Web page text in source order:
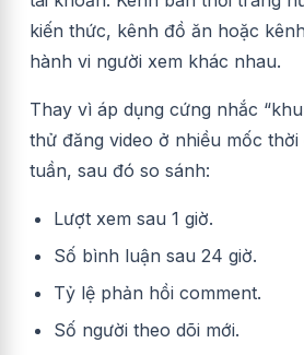
kiến thức, kênh đồ ăn hoặc
hành vi người xem khác nhau.
Thay vì áp dụng cứng nhắc
thử đăng video ở nhiều mốc thời
tuần, sau đó so sánh:
Lượt xem sau 1 giờ.
Số bình luận sau 24 giờ.
Tỷ lệ phản hồi comment.
Số người theo dõi mới.